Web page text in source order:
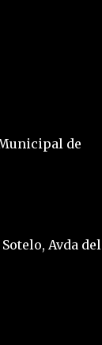
de
Avda del